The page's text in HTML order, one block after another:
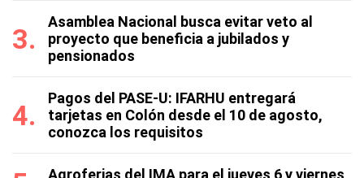
Asamblea Nacional busca evitar veto al
proyecto que beneficia a jubilados y
pensionados
Pagos del PASE-U: IFARHU entregará
tarjetas en Colón desde el 10 de agosto,
conozca los requisitos
Agroferias del IMA para el jueves 6 y viernes